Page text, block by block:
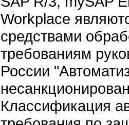
Workplace
средствами
требованиям
России
Классификация